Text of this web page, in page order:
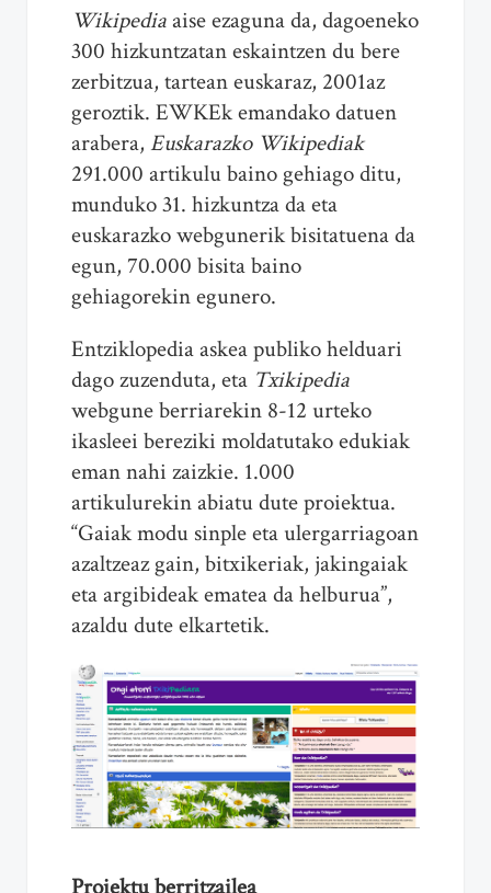
Wikipediaaise ezaguna da, dagoeneko
300 hizkuntzatan eskaintzen du bere
zerbitzua, tartean euskaraz, 2001az
geroztik. EWKEk emandako datuen
arabera, Euskarazko Wikipediak
291.000 artikulu baino gehiago ditu,
munduko 31. hizkuntza da eta
euskarazko webgunerik bisitatuena da
egun, 70.000 bisita baino
gehiagorekin egunero.
Entziklopedia askea publiko helduari
dago zuzenduta, eta Txikipedia
webgune berriarekin 8-12 urteko
ikasleei bereziki moldatutako edukiak
eman nahi zaizkie. 1.000
artikulurekin abiatu dute proiektua.
“Gaiak modu sinple eta ulergarriagoan
azaltzeaz gain, bitxikeriak, jakingaiak
eta argibideak ematea da helburua”,
azaldu dute elkartetik.